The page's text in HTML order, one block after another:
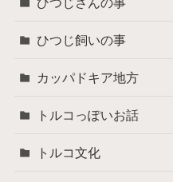
ひつじ飼いの事
カッパドキア地方
トルコっぽいお話
トルコ文化